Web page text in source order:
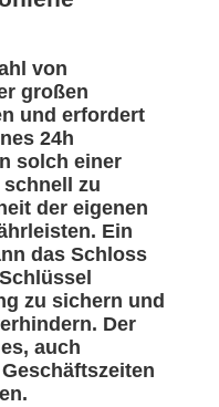
von
großen
und erfordert
24h
solch einer
zu
der eigenen
Ein
das Schloss
zu sichern und
Der
auch